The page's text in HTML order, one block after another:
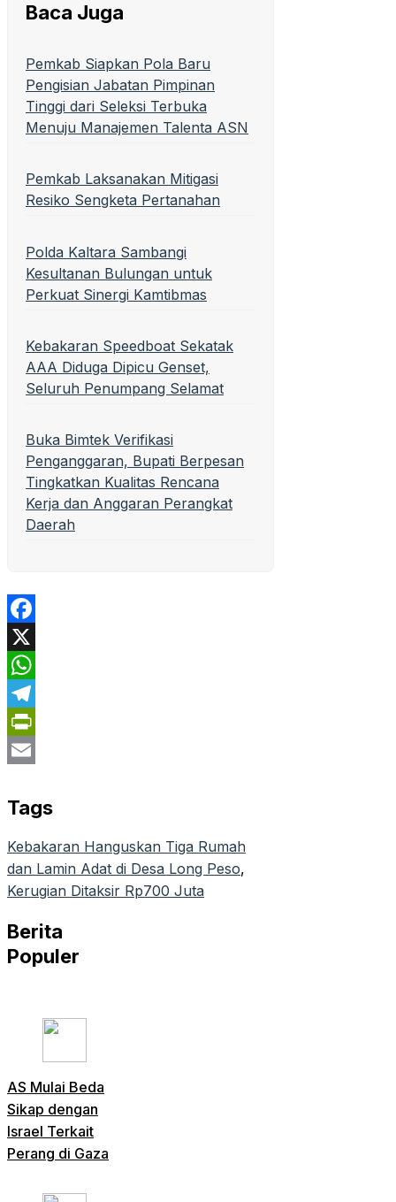
Baca Juga
Pemkab Siapkan Pola Baru
Pengisian Jabatan Pimpinan
Tinggi dari Seleksi Terbuka
Menuju Manajemen Talenta ASN
Pemkab Laksanakan Mitigasi
Resiko Sengketa Pertanahan
Polda Kaltara Sambangi
Kesultanan Bulungan untuk
Perkuat Sinergi Kamtibmas
Kebakaran Speedboat Sekatak
AAA Diduga Dipicu Genset,
Seluruh Penumpang Selamat
Buka Bimtek Verifikasi
Penganggaran, Bupati Berpesan
Tingkatkan Kualitas Rencana
Kerja dan Anggaran Perangkat
Daerah
Facebook
X
WhatsApp
Telegram
PrintFriendly
Tags
Kebakaran Hanguskan Tiga Rumah
dan Lamin Adat di Desa Long Peso
Kerugian Ditaksir Rp700 Juta
Berita
Populer
AS Mulai Beda
Sikap dengan
Israel Terkait
Perang di Gaza